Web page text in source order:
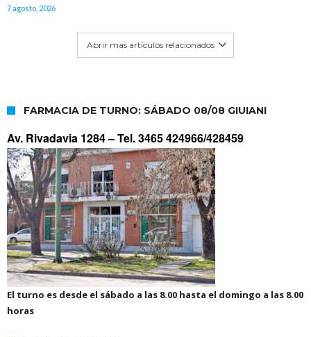
7 agosto, 2026
Abrir mas artículos relacionados
FARMACIA DE TURNO: SÁBADO 08/08 GIUIANI
Av. Rivadavia 1284 –Tel. 3465 424966/428459
El turno es desde el sábado a las 8.00 hasta el domingo a las 8.00
horas